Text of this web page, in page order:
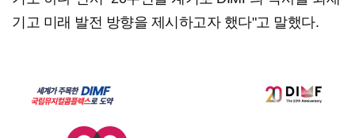
기고 미래 발전 방향을 제시하고자 했다"고 말했다.